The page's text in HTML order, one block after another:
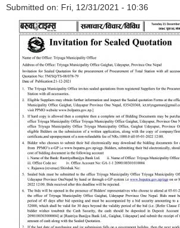
Submitted on: Fri, 12/31/2021 - 10:36